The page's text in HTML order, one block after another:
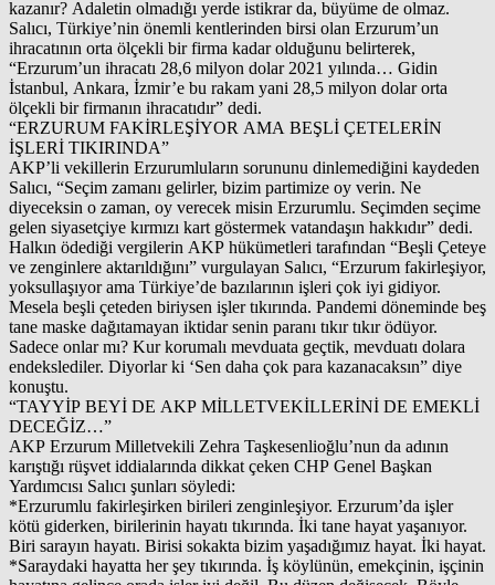
kazanır? Adaletin olmadığı yerde istikrar da, büyüme de olmaz.
Salıcı, Türkiye’nin önemli kentlerinden birsi olan Erzurum’un
ihracatının orta ölçekli bir firma kadar olduğunu belirterek,
“Erzurum’un ihracatı 28,6 milyon dolar 2021 yılında… Gidin
İstanbul, Ankara, İzmir’e bu rakam yani 28,5 milyon dolar orta
ölçekli bir firmanın ihracatıdır” dedi.
“ERZURUM FAKİRLEŞİYOR AMA BEŞLİ ÇETELERİN
İŞLERİ TIKIRINDA”
AKP’li vekillerin Erzurumluların sorununu dinlemediğini kaydeden
Salıcı, “Seçim zamanı gelirler, bizim partimize oy verin. Ne
diyeceksin o zaman, oy verecek misin Erzurumlu. Seçimden seçime
gelen siyasetçiye kırmızı kart göstermek vatandaşın hakkıdır” dedi.
Halkın ödediği vergilerin AKP hükümetleri tarafından “Beşli Çeteye
ve zenginlere aktarıldığını” vurgulayan Salıcı, “Erzurum fakirleşiyor,
yoksullaşıyor ama Türkiye’de bazılarının işleri çok iyi gidiyor.
Mesela beşli çeteden biriysen işler tıkırında. Pandemi döneminde beş
tane maske dağıtamayan iktidar senin paranı tıkır tıkır ödüyor.
Sadece onlar mı? Kur korumalı mevduata geçtik, mevduatı dolara
endekslediler. Diyorlar ki ‘Sen daha çok para kazanacaksın” diye
konuştu.
“TAYYİP BEYİ DE AKP MİLLETVEKİLLERİNİ DE EMEKLİ
DECEĞİZ…”
AKP Erzurum Milletvekili Zehra Taşkesenlioğlu’nun da adının
karıştığı rüşvet iddialarında dikkat çeken CHP Genel Başkan
Yardımcısı Salıcı şunları söyledi:
*Erzurumlu fakirleşirken birileri zenginleşiyor. Erzurum’da işler
kötü giderken, birilerinin hayatı tıkırında. İki tane hayat yaşanıyor.
Biri sarayın hayatı. Birisi sokakta bizim yaşadığımız hayat. İki hayat.
*Saraydaki hayatta her şey tıkırında. İş köylünün, emekçinin, işçinin